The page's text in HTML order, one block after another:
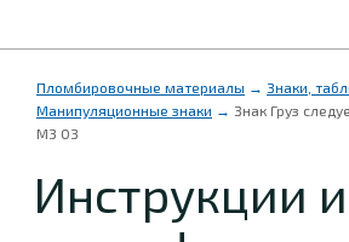
Пломбировочные материалы → Знаки,
Манипуляционные знаки → Знак Груз
М3 03
Инструкции и